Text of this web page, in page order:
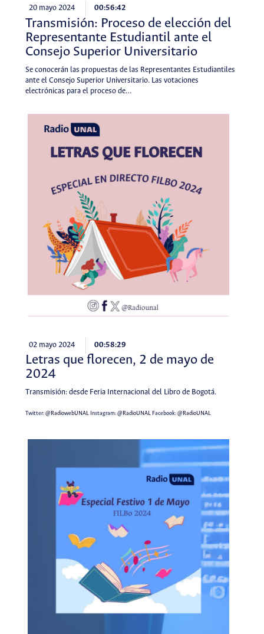
20 mayo 2024 00:56:42
Transmisión: Proceso de elección del
Representante Estudiantil ante el
Consejo Superior Universitario
Se conocerán las propuestas de las Representantes Estudiantiles
ante el Consejo Superior Universitario. Las votaciones
electrónicas para el proceso de…
02 mayo 2024 00:58:29
Letras que florecen, 2 de mayo de
2024
Transmisión: desde Feria Internacional del Libro de Bogotá.
Twitter:@RadiowebUNALInstagram:@RadioUNALFacebook:@RadioUNAL